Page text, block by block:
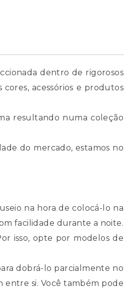
dentro de rigorosos
acessórios e produtos
resultando numa coleção
do mercado, estamos no
na hora de colocá-lo na
facilidade durante a noite.
isso, opte por modelos de
dobrá-lo parcialmente no
entre si. Você também pode